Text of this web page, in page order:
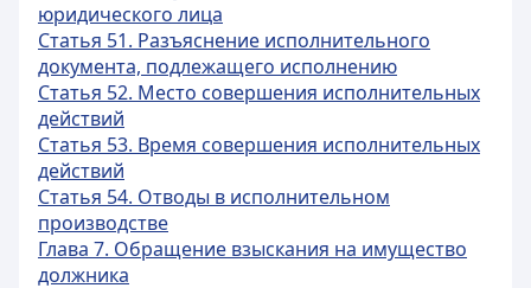
юридического лица
Статья 51. Разъяснение исполнительного
документа, подлежащего исполнению
Статья 52. Место совершения исполнительных
действий
Статья 53. Время совершения исполнительных
действий
Статья 54. Отводы в исполнительном
производстве
Глава 7. Обращение взыскания на имущество
должника